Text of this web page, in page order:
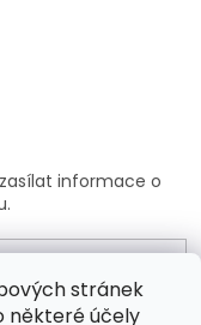
stránek
některé účely
informace o